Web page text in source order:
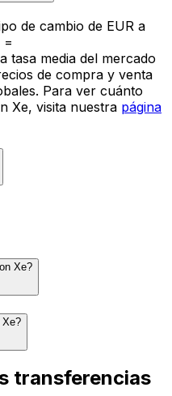
de cambio de EUR a
=
tasa media del mercado
de compra y venta
Para ver cuánto
Xe, visita nuestra página
Xe?
Xe?
transferencias